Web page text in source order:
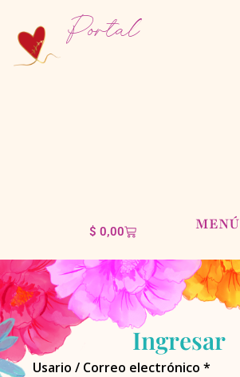
Portal
MENÚ
$ 0,00
Ingresar
Usario / Correo electrónico*